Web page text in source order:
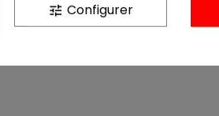
Détails du produit
tune Configurer